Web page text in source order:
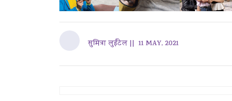
सुमित्रा लुईंटेल || 11 MAY, 2021